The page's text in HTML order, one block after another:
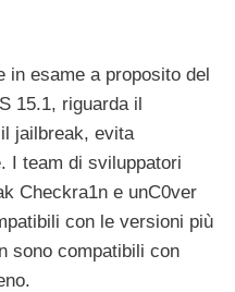
in esame a proposito del
15.1, riguarda il
jailbreak, evita
I team di sviluppatori
Checkra1n e unC0ver
con le versioni più
sono compatibili con